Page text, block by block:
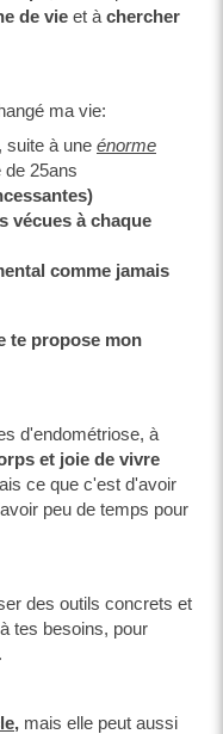
de vie et à chercher
ma vie:
, suite à une énorme
25ans
vécues à chaque
comme jamais
te propose mon
d'endométriose, à
et joie de vivre
ce que c'est d'avoir
peu de temps pour
des outils concrets et
tes besoins, pour
, mais elle peut aussi